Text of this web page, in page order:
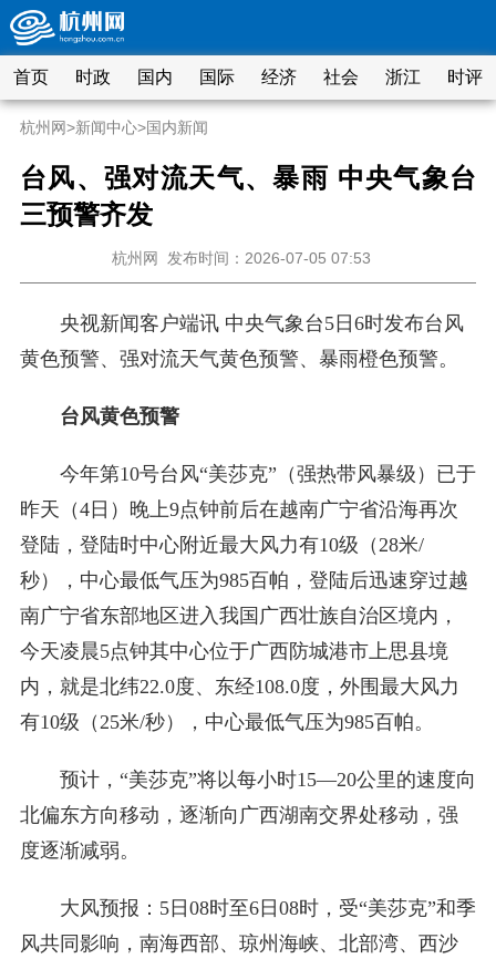
首页 时政 国内 国际 经济 社会 浙江 时评
杭州网>新闻中心>国内新闻
台风、强对流天气、暴雨 中央气象台
三预警齐发
杭州网 发布时间：2026-07-05 07:53
央视新闻客户端讯 中央气象台5日6时发布台风
黄色预警、强对流天气黄色预警、暴雨橙色预警。
台风黄色预警
今年第10号台风“美莎克”（强热带风暴级）已于
昨天（4日）晚上9点钟前后在越南广宁省沿海再次
登陆，登陆时中心附近最大风力有10级（28米/
秒），中心最低气压为985百帕，登陆后迅速穿过越
南广宁省东部地区进入我国广西壮族自治区境内，
今天凌晨5点钟其中心位于广西防城港市上思县境
内，就是北纬22.0度、东经108.0度，外围最大风力
有10级（25米/秒），中心最低气压为985百帕。
预计，“美莎克”将以每小时15—20公里的速度向
北偏东方向移动，逐渐向广西湖南交界处移动，强
度逐渐减弱。
大风预报：5日08时至6日08时，受“美莎克”和季
风共同影响，南海西部、琼州海峡、北部湾、西沙